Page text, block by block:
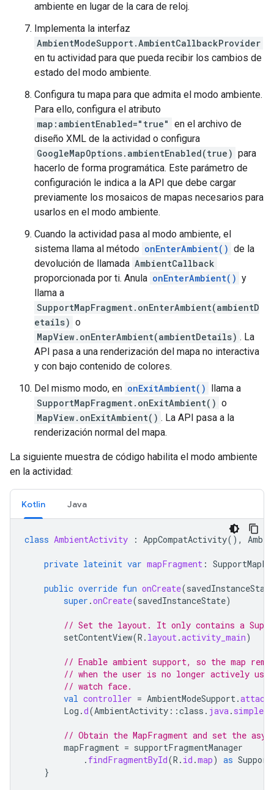
ambiente en lugar de la cara de reloj.
Implementa la interfaz
AmbientModeSupport.AmbientCallbackProvider
en tu actividad para que pueda recibir los cambios de
estado del modo ambiente.
Configura tu mapa para que admita el modo ambiente.
Para ello, configura el atributo
map:ambientEnabled="true" en el archivo de
diseño XML de la actividad o configura
GoogleMapOptions.ambientEnabled(true) para
hacerlo de forma programática. Este parámetro de
configuración le indica a la API que debe cargar
previamente los mosaicos de mapas necesarios para
usarlos en el modo ambiente.
Cuando la actividad pasa al modo ambiente, el
sistema llama al método onEnterAmbient() de la
devolución de llamada AmbientCallback
proporcionada por ti. Anula onEnterAmbient() y
llama a
SupportMapFragment.onEnterAmbient(ambientD
etails) o
MapView.onEnterAmbient(ambientDetails) . La
API pasa a una renderización del mapa no interactiva
y con bajo contenido de colores.
Del mismo modo, en onExitAmbient() llama a
SupportMapFragment.onExitAmbient() o
MapView.onExitAmbient() . La API pasa a la
renderización normal del mapa.
La siguiente muestra de código habilita el modo ambiente
en la actividad:
Kotlin Java
class AmbientActivity : AppCompatActivity(),
private lateinit var mapFragment :
public override fun onCreate(savedInstanceState
super .onCreate(savedInstanceState)
// Set the layout. It only contains a
setContentView(R . layout.activity_main)
// Enable ambient support, so the map
// when the user is no longer actively
// watch face.
val controller = AmbientModeSupport.attach
Log .d(AmbientActivity ::class . java.
// Obtain the MapFragment and set the
mapFragment = supportFragmentManager
. findFragmentById(R . id .map) as
}